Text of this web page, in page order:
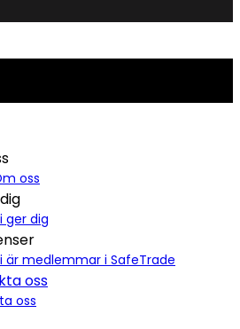
oss
ger dig
är medlemmar i SafeTrade
oss
oss